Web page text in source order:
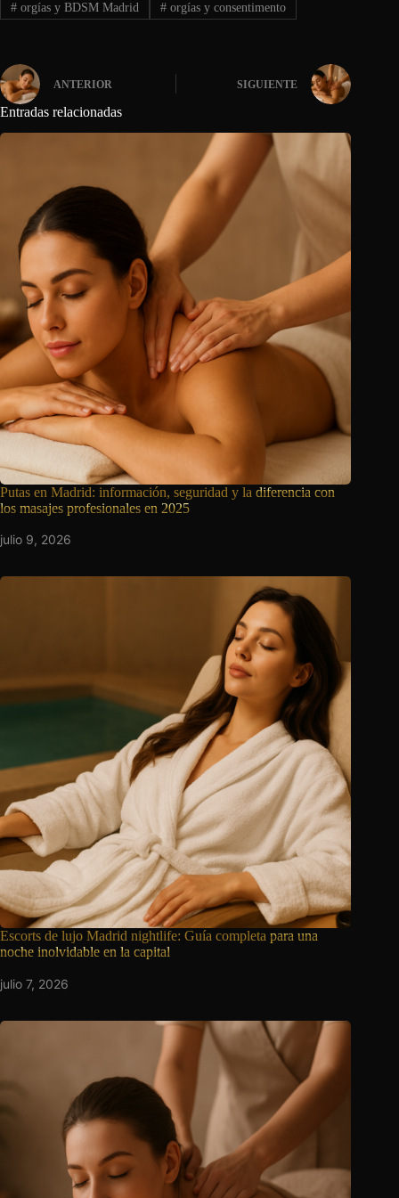
#orgías y BDSM Madrid #orgías y consentimento
ANTERIOR SIGUIENTE
Entradas relacionadas
Putas en Madrid: información, seguridad y la diferencia con
los masajes profesionales en 2025
julio 9, 2026
Escorts de lujo Madrid nightlife: Guía completa para una
noche inolvidable en la capital
julio 7, 2026